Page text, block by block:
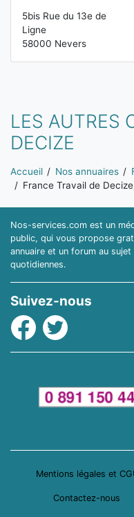
5bis Rue du 13e de
Ligne
58000 Nevers
LES AUTRES
DECIZE
Vous êtes ici:
Accueil Nos annuaires
France Travail de
Nos-services.com est un
public, qui vous propose
annuaire et un forum au
quotidiennes.
Suivez-nous
Facebook
Twitter
Mentions légales et
Contactez-nous